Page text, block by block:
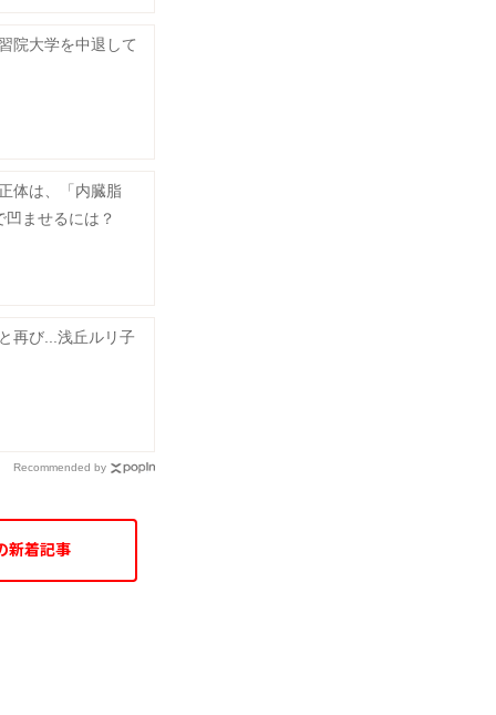
院大学を中退して
体は、「内臓脂
凹ませるには？
再び...浅丘ルリ子
Recommended by
新着記事